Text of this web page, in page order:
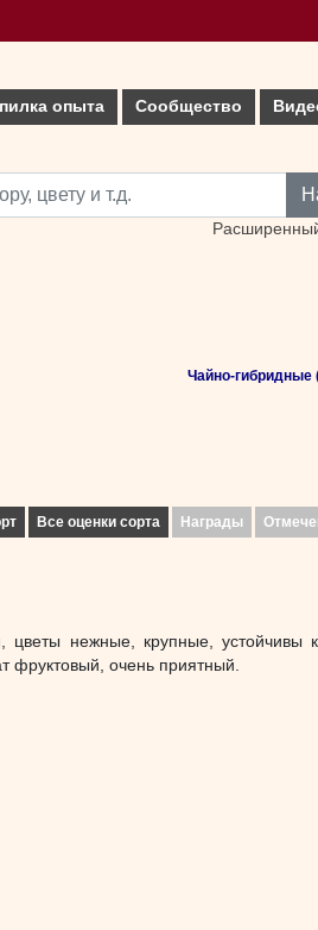
опыта Сообщество
Чайно-гибридные
Все оценки сорта Награды
цветы нежные, крупные, устойчивы
фруктовый, очень приятный.